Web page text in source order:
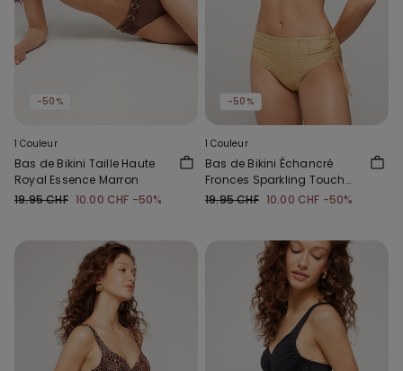
-50%
1 Couleur
Bas de Bikini Taille Haute
Royal Essence Marron
19.95 CHF 10.00 CHF -50%
-50%
1 Couleur
Bas de Bikini Échancré
Fronces Sparkling Touch
Doré
19.95 CHF 10.00 CHF -50%